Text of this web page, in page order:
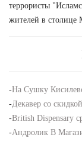
террористы
жителей в столице
-На Сушку
-Декавер со
-British Dispensary
-Андролик В